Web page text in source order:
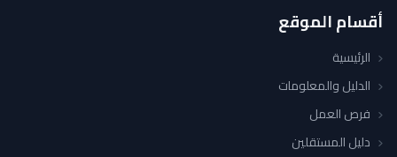
أقسام الموقع
الرئيسية
الدليل والمعلومات
فرص العمل
دليل المستقلين